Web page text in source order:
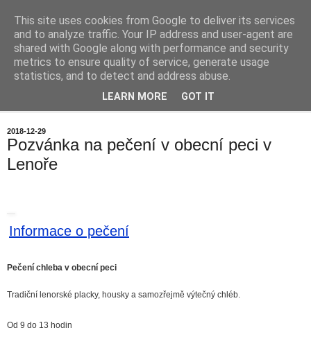
Chalupa na horách
2018-12-29
Pozvánka na pečení v obecní peci v
Lenoře
Informace o pečení
Pečení chleba v obecní peci
Tradiční lenorské placky, housky a samozřejmě výtečný chléb.
Od 9 do 13 hodin
This site uses cookies from Google to deliver its services
and to analyze traffic. Your IP address and user-agent are
shared with Google along with performance and security
metrics to ensure quality of service, generate usage
statistics, and to detect and address abuse.
LEARN MORE GOT IT